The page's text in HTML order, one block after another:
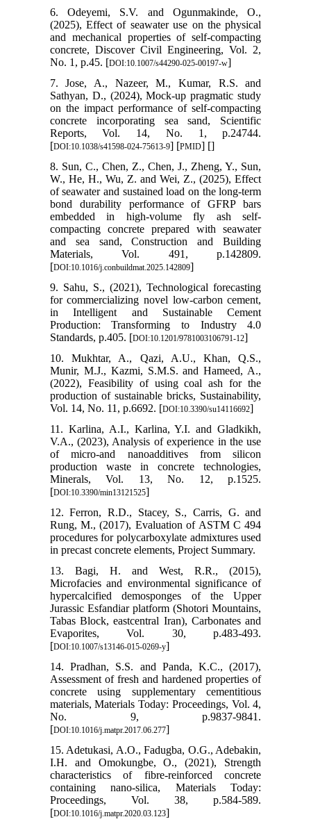
6. Odeyemi, S.V. and Ogunmakinde, O.,
(2025), Effect of seawater use on the physical
and mechanical properties of self-compacting
concrete, Discover Civil Engineering, Vol. 2,
No. 1, p.45. [DOI:10.1007/s44290-025-00197-w]
7. Jose, A., Nazeer, M., Kumar, R.S. and
Sathyan, D., (2024), Mock-up pragmatic study
on the impact performance of self-compacting
concrete incorporating sea sand, Scientific
Reports, Vol. 14, No. 1, p.24744.
[DOI:10.1038/s41598-024-75613-9] [PMID] []
8. Sun, C., Chen, Z., Chen, J., Zheng, Y., Sun,
W., He, H., Wu, Z. and Wei, Z., (2025), Effect
of seawater and sustained load on the long-term
bond durability performance of GFRP bars
embedded in high-volume fly ash self-
compacting concrete prepared with seawater
and sea sand, Construction and Building
Materials, Vol. 491, p.142809.
[DOI:10.1016/j.conbuildmat.2025.142809]
9. Sahu, S., (2021), Technological forecasting
for commercializing novel low-carbon cement,
in Intelligent and Sustainable Cement
Production: Transforming to Industry 4.0
Standards, p.405. [DOI:10.1201/9781003106791-12]
10. Mukhtar, A., Qazi, A.U., Khan, Q.S.,
Munir, M.J., Kazmi, S.M.S. and Hameed, A.,
(2022), Feasibility of using coal ash for the
production of sustainable bricks, Sustainability,
Vol. 14, No. 11, p.6692. [DOI:10.3390/su14116692]
11. Karlina, A.I., Karlina, Y.I. and Gladkikh,
V.A., (2023), Analysis of experience in the use
of micro-and nanoadditives from silicon
production waste in concrete technologies,
Minerals, Vol. 13, No. 12, p.1525.
[DOI:10.3390/min13121525]
12. Ferron, R.D., Stacey, S., Carris, G. and
Rung, M., (2017), Evaluation of ASTM C 494
procedures for polycarboxylate admixtures used
in precast concrete elements, Project Summary.
13. Bagi, H. and West, R.R., (2015),
Microfacies and environmental significance of
hypercalcified demosponges of the Upper
Jurassic Esfandiar platform (Shotori Mountains,
Tabas Block, eastcentral Iran), Carbonates and
Evaporites, Vol. 30, p.483-493.
[DOI:10.1007/s13146-015-0269-y]
14. Pradhan, S.S. and Panda, K.C., (2017),
Assessment of fresh and hardened properties of
concrete using supplementary cementitious
materials, Materials Today: Proceedings, Vol. 4,
No. 9, p.9837-9841.
[DOI:10.1016/j.matpr.2017.06.277]
15. Adetukasi, A.O., Fadugba, O.G., Adebakin,
I.H. and Omokungbe, O., (2021), Strength
characteristics of fibre-reinforced concrete
containing nano-silica, Materials Today:
Proceedings, Vol. 38, p.584-589.
[DOI:10.1016/j.matpr.2020.03.123]